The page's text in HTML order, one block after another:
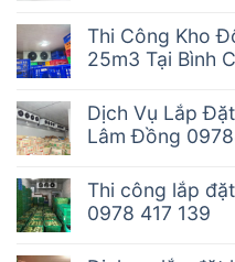
Thi Công Kho
25m3 Tại Bình
Dịch Vụ Lắp
Lâm Đồng
Thi công lắp
0978 417 139